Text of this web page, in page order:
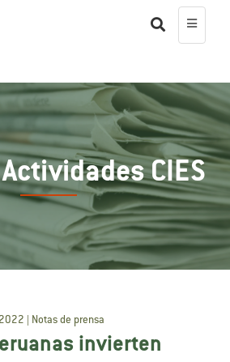
CIES
| Notas de prensa
invierten